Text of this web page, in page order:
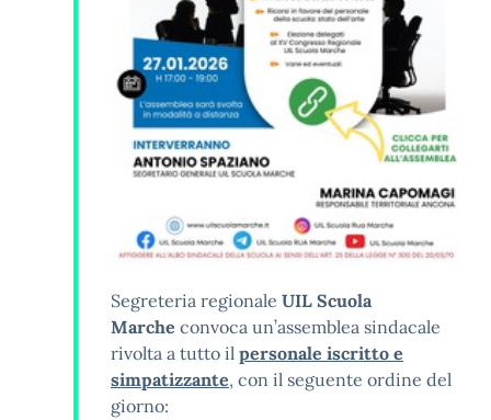
Segreteria regionale UIL Scuola
Marche convoca un’assemblea sindacale
rivolta a tutto il personale iscritto e
simpatizzante, con il seguente ordine del
giorno: